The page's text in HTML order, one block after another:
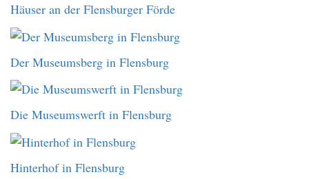
Häuser an der Flensburger Förde
Der Museumsberg in Flensburg
Die Museumswerft in Flensburg
Hinterhof in Flensburg